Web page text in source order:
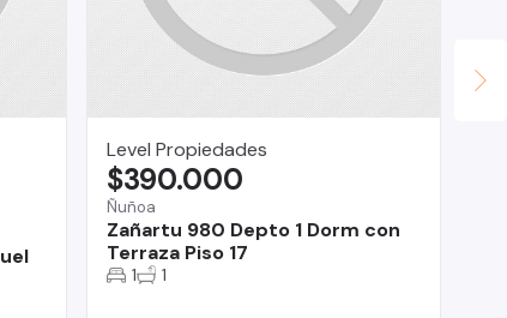
Level Propiedades
Ñuñoa
Zañartu 980 Depto 1 Dorm con
Terraza Piso 17
$390.000
1 1